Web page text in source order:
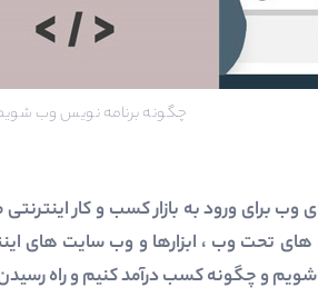
چگونه برنامه نویس وب
وب برای ورود به بازار کسب و کار
تحت وب ، ابزارها و وب سایت های
و چگونه کسب درآمد کنیم و راه